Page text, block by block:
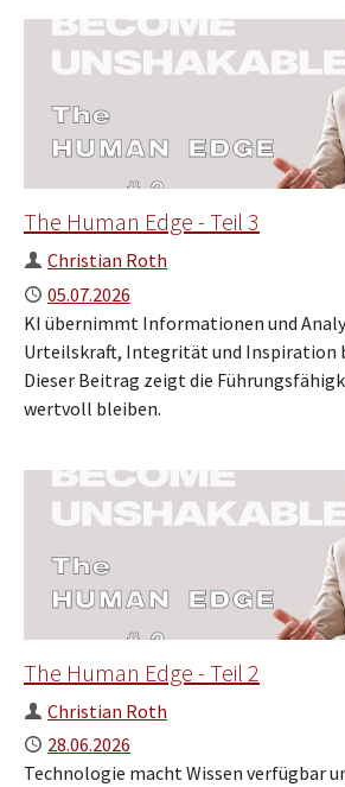
The Human Edge - Teil 3
Author
Christian Roth
Published
05.07.2026
KI übernimmt Informationen und
Urteilskraft, Integrität und Inspiration
Dieser Beitrag zeigt die
wertvoll bleiben.
The Human Edge - Teil 2
Author
Christian Roth
Published
28.06.2026
Technologie macht Wissen verfügbar